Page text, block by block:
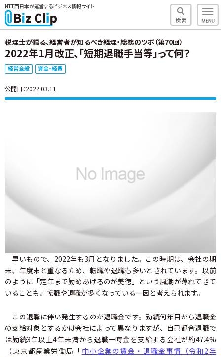
NTT西日本が運営するビジネス情報サイト
税理士が語る、経営者が知るべき経理・総務のツボ（第70回）
2022年1月改正、「短期退職手当等」って何？
経営全般 資金・経費
公開日：2022.03.11
早いもので、2022年も3月となりました。この時期は、会社の期
末、年度末と重なるため、転職や退職も多いとされています。以前
のように「定年まで勤めあげるのが美徳」という風潮が薄れてきて
いることも、転職や退職が多くなっている一因と考えられます。
この退職に伴い発生するのが退職金です。勤続何年目から退職金
の支給対象とするかは会社によって異なりますが、自己都合退職で
は勤続3年以上4年未満から退職一時金を支給する会社が約47.4%
（東京都産業労働局「中小企業の賃金・退職金事情（令和2年